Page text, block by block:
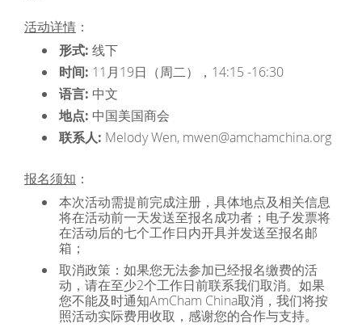
活动详情 ：
形式:线下
时间: 11月19日（周二），14:15 -16:30
语言: 中文
地点: 中国美国商会
联系人: Melody Wen, mwen@amchamchina.org
报名须知 ：
本次活动需提前完成注册，具体地点及相关信息
将在活动前一天发送至报名成功者；电子发票将
在活动后的七个工作日内开具并发送至报名邮
箱；
取消政策：如果您无法参加已经报名缴费的活
动，请在至少2个工作日前联系我们取消。如果
您不能及时通知AmCham China取消，我们将按
照活动实际费用收取，感谢您的合作与支持。